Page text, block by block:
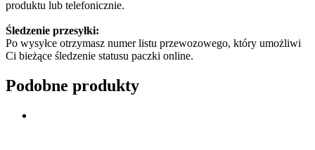
produktu lub telefonicznie.
Śledzenie przesyłki:
Po wysyłce otrzymasz numer listu przewozowego, który umożliwi
Ci bieżące śledzenie statusu paczki online.
Podobne produkty